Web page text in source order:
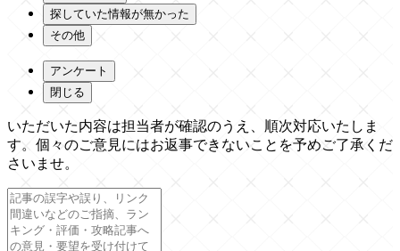
探していた情報が無かった
その他
アンケート
閉じる
いただいた内容は担当者が確認のうえ、順次対応いたしま
す。個々のご意見にはお返事できないことを予めご了承くだ
さいませ。